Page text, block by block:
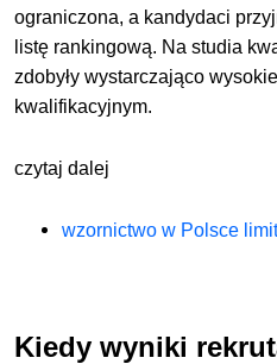
ograniczona, a kandydaci
listę rankingową. Na studia
zdobyły wystarczająco
kwalifikacyjnym.
czytaj dalej
wzornictwo w Polsce
Kiedy wyniki